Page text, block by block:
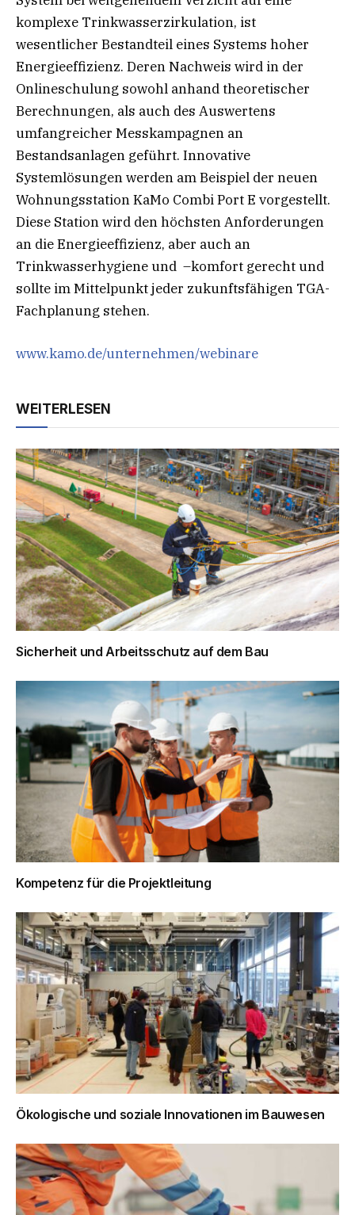
komplexe Trinkwasserzirkulation, ist
wesentlicher Bestandteil eines Systems hoher
Energieeffizienz. Deren Nachweis wird in der
Onlineschulung sowohl anhand theoretischer
Berechnungen, als auch des Auswertens
umfangreicher Messkampagnen an
Bestandsanlagen geführt. Innovative
Systemlösungen werden am Beispiel der neuen
Wohnungsstation KaMo Combi Port E vorgestellt.
Diese Station wird den höchsten Anforderungen
an die Energieeffizienz, aber auch an
Trinkwasserhygiene und –komfort gerecht und
sollte im Mittelpunkt jeder zukunftsfähigen TGA-
Fachplanung stehen.
www.kamo.de/unternehmen/webinare
WEITERLESEN
Sicherheit und Arbeitsschutz auf dem Bau
Kompetenz für die Projektleitung
Ökologische und soziale Innovationen im Bauwesen